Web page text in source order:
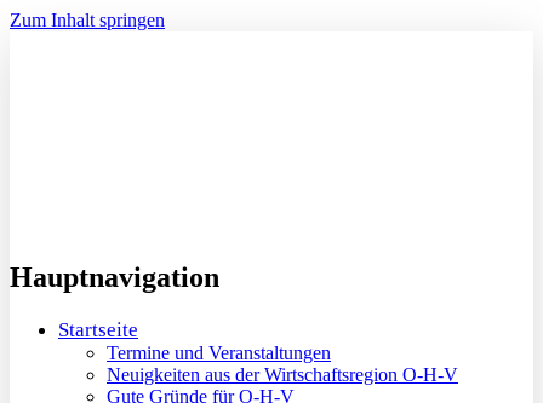
Zum Inhalt springen
Hauptnavigation
Startseite
Termine und Veranstaltungen
Neuigkeiten aus der Wirtschaftsregion O-H-V
Gute Gründe für O-H-V